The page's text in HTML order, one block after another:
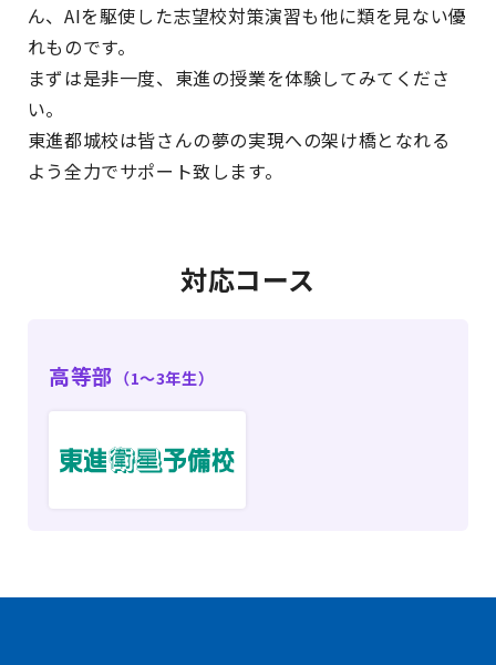
ん、AIを駆使した志望校対策演習も他に類を見ない優
れものです。
まずは是非一度、東進の授業を体験してみてくださ
い。
東進都城校は皆さんの夢の実現への架け橋となれる
よう全力でサポート致します。
対応コース
高等部 （1〜3年生）